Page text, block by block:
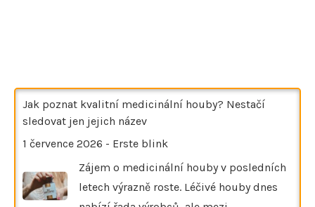
Jak poznat kvalitní medicinální houby? Nestačí
sledovat jen jejich název
1 července 2026 - Erste blink
Zájem o medicinální houby v posledních
letech výrazně roste. Léčivé houby dnes